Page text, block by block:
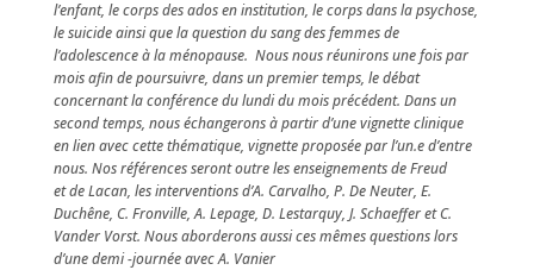
l’enfant, le corps des ados en institution, le corps dans la psychose,
le suicide ainsi que la question du sang des femmes de
l’adolescence à la ménopause. Nous nous réunirons une fois par
mois afin de poursuivre, dans un premier temps, le débat
concernant la conférence du lundi du mois précédent. Dans un
second temps, nous échangerons à partir d’une vignette clinique
en lien avec cette thématique, vignette proposée par l’un.e d’entre
nous. Nos références seront outre les enseignements de Freud
et de Lacan, les interventions d’A. Carvalho, P. De Neuter, E.
Duchêne, C. Fronville, A. Lepage, D. Lestarquy, J. Schaeffer et C.
Vander Vorst. Nous aborderons aussi ces mêmes questions lors
d’une demi -journée avec A. Vanier